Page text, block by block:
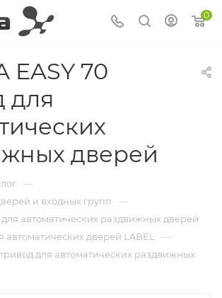
0
EASY 70
для
дверей
—
и входных групп —
автоматических раздвижных дверей
дверей LABEL —
для автоматических раздвижных